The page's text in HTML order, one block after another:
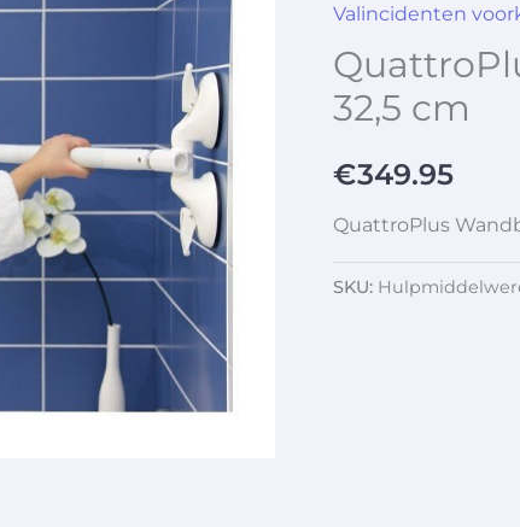
Valincidenten
32,5 cm
€349.95
QuattroPlus
SKU: